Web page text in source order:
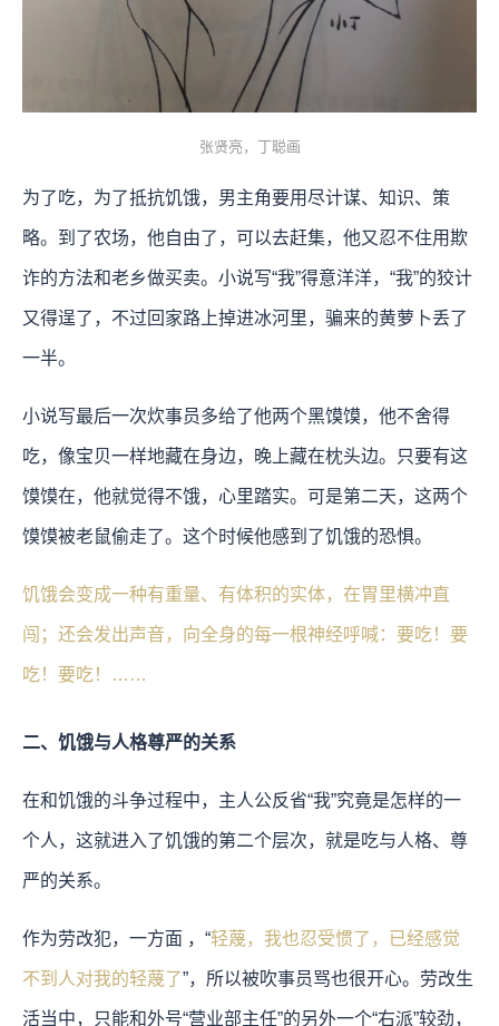
张贤亮，丁聪画
为了吃，为了抵抗饥饿，男主角要用尽计谋、知识、策
略。到了农场，他自由了，可以去赶集，他又忍不住用欺
诈的方法和老乡做买卖。小说写“我”得意洋洋，“我”的狡计
又得逞了，不过回家路上掉进冰河里，骗来的黄萝卜丢了
一半。
小说写最后一次炊事员多给了他两个黑馍馍，他不舍得
吃，像宝贝一样地藏在身边，晚上藏在枕头边。只要有这
馍馍在，他就觉得不饿，心里踏实。可是第二天，这两个
馍馍被老鼠偷走了。这个时候他感到了饥饿的恐惧。
饥饿会变成一种有重量、有体积的实体，在胃里横冲直
闯；还会发出声音，向全身的每一根神经呼喊：要吃！要
吃！要吃！……
二、饥饿与人格尊严的关系
在和饥饿的斗争过程中，主人公反省“我”究竟是怎样的一
个人，这就进入了饥饿的第二个层次，就是吃与人格、尊
严的关系。
作为劳改犯，一方面 ，“轻蔑，我也忍受惯了，已经感觉
不到人对我的轻蔑了”，所以被吹事员骂也很开心。劳改生
活当中，只能和外号“营业部主任”的另外一个“右派”较劲，